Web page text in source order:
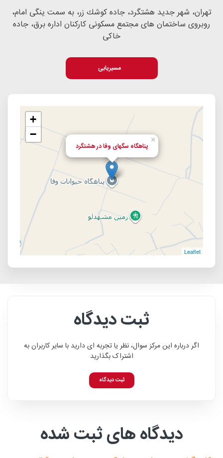
تهران، شهر جديد هشتگرد، جاده كوشك زر، به سمت ینگی امام،
روبروی ساختمان های مجتمع مسكونی كاركنان اداره برق، جاده
خاكی
مسیریابی
پناهگاه سگهای وفا در هشتگرد
×
+
−
Leaflet
ثبت دیدگاه
اگر درباره این مرکز سوال، نظر یا تجربه ای دارید با سایر کاربران به
اشتراک بگذارید
ثبت دیدگاه
دیدگاه های ثبت شده